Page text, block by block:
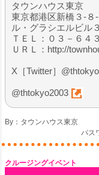
タウンハウス東京
東京都港区新橋３-８-
ル・グラシエルビル
ＴＥＬ：０３－６４
ＵＲＬ：http://
X［Twitter］
@thtokyo2003
By： タウンハウス東京
パス
クルージングイベント